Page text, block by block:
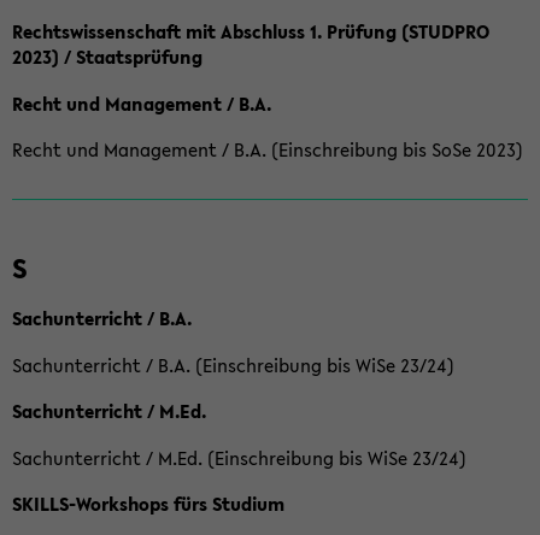
Rechtswissenschaft mit Abschluss 1. Prüfung (STUDPRO
2023) / Staatsprüfung
Recht und Management / B.A.
Recht und Management / B.A. (Einschreibung bis SoSe 2023)
S
Sachunterricht / B.A.
Sachunterricht / B.A. (Einschreibung bis WiSe 23/24)
Sachunterricht / M.Ed.
Sachunterricht / M.Ed. (Einschreibung bis WiSe 23/24)
SKILLS-Workshops fürs Studium